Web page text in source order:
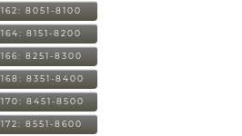
162: 8051-8100
164: 8151-8200
166: 8251-8300
168: 8351-8400
170: 8451-8500
172: 8551-8600